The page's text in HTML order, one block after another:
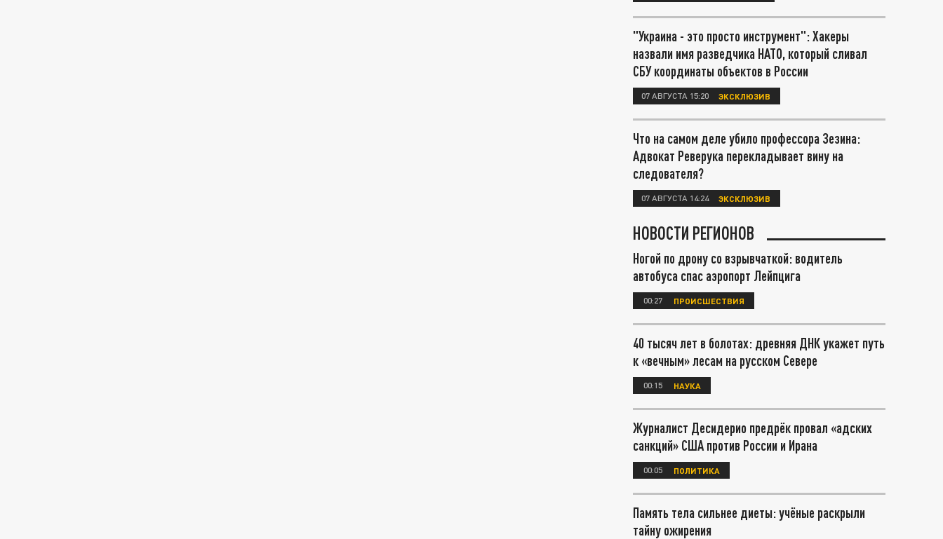
"Украина - это просто инструмент": Хакеры
назвали имя разведчика НАТО, который сливал
СБУ координаты объектов в России
07 АВГУСТА 15:20 ЭКСКЛЮЗИВ
Что на самом деле убило профессора Зезина:
Адвокат Реверука перекладывает вину на
следователя?
07 АВГУСТА 14:24 ЭКСКЛЮЗИВ
НОВОСТИ РЕГИОНОВ
Ногой по дрону со взрывчаткой: водитель
автобуса спас аэропорт Лейпцига
00:27 ПРОИСШЕСТВИЯ
40 тысяч лет в болотах: древняя ДНК укажет путь
к «вечным» лесам на русском Севере
00:15 НАУКА
Журналист Десидерио предрёк провал «адских
санкций» США против России и Ирана
00:05 ПОЛИТИКА
Память тела сильнее диеты: учёные раскрыли
тайну ожирения